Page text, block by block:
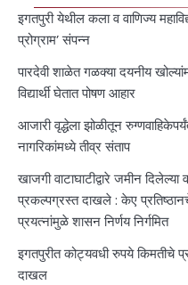
इगतपुरी येथील कला व वाणिज्य
प्रोग्राम’ संपन्न
पारदेवी शाळेत गळक्या दयनीय
विद्यार्थी घेतात पोषण आहार
आजारी वृद्धेला झोळीतून
नागरिकांमध्ये तीव्र संताप
खाजगी वाटाघाटीद्वारे जमीन
प्रकल्पग्रस्त दाखले : केए
प्रयत्नांमुळे शासन निर्णय निर्गमित
इगतपुरीत कोट्यवधी रुपये किमतीचे
दाखल